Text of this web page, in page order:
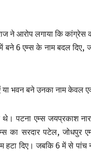
ने आरोप लगाया कि
में बने 6 एम्स के नाम बदल
भवन बने उनका नाम केवल
पटना एम्स जयप्रकाश
सरदार पटेल, जोधपुर
हटा दिए। जबकि 6 में से पांच